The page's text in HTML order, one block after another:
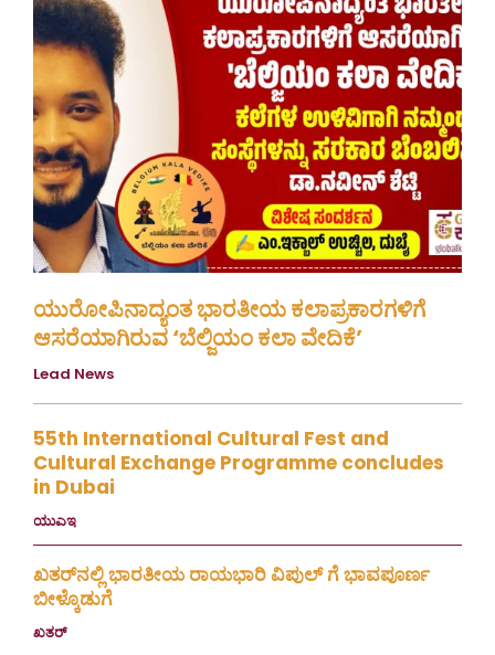
ಯುರೋಪಿನಾದ್ಯಂತ ಭಾರತೀಯ ಕಲಾಪ್ರಕಾರಗಳಿಗೆ
ಆಸರೆಯಾಗಿರುವ ‘ಬೆಲ್ಜಿಯಂ ಕಲಾ ವೇದಿಕೆ’
Lead News
55th International Cultural Fest and
Cultural Exchange Programme concludes
in Dubai
ಯುಎಇ
ಖತರ್‌ನಲ್ಲಿ ಭಾರತೀಯ ರಾಯಭಾರಿ ವಿಪುಲ್ ಗೆ ಭಾವಪೂರ್ಣ
ಬೀಳ್ಕೊಡುಗೆ
ಖತರ್